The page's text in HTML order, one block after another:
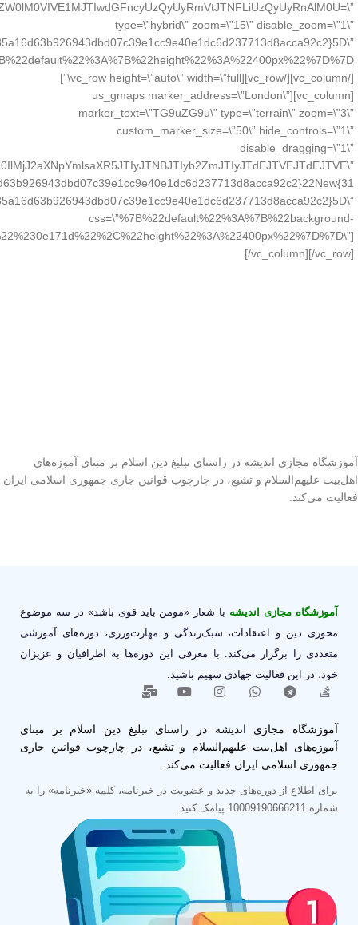
type=\”hybrid\” zoom=\”15\” disable_zoom=\”1\”
[/vc_column][/vc_row][vc_row height=\”auto\” width=\”full\”]
[vc_column][us_gmaps marker_address=\”London\”
marker_text=\”TG9uZG9u\” type=\”terrain\” zoom=\”3\”
custom_marker_size=\”50\” hide_controls=\”1\”
disable_dragging=\”1\”
css=\”%7B%22default%22%3A%7B%22background-
[/vc_column][/vc_row]
آموزشگاه مجازی اندیشه در راستای تبلیغ دین اسلام بر مبنای آموزه‌های
اهل‌بیت علیهم‌السلام و تشیع، در چارچوب قوانین جاری جمهوری اسلامی ایران
فعالیت می‌کند.
آموزشگاه مجازی اندیشه با شعار «مومن باید قوی باشد» در سه موضوع
محوری دین و اعتقادات، سبک‌زندگی و مهارت‌ورزی، دوره‌های آموزشی
متعددی را برگزار می‌کند. با معرفی این دوره‌ها به اطرافیان و عزیزان
خود، در این فعالیت جهادی سهیم باشید.
آموزشگاه مجازی اندیشه در راستای تبلیغ دین اسلام بر مبنای
آموزه‌های اهل‌بیت علیهم‌السلام و تشیع، در چارچوب قوانین جاری
جمهوری اسلامی ایران فعالیت می‌کند.
برای اطلاع از دوره‌های جدید و عضویت در خبرنامه، کلمه «خبرنامه» را به
شماره 10009190666211 پیامک کنید.